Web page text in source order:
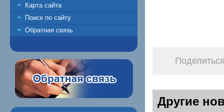
Карта сайта
Поиск по сайту
Обратная связь
Другие